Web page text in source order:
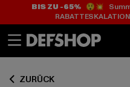
BIS ZU -65%😲💥
ZURÜCK